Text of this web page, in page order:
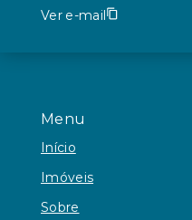
Menu
Início
Imóveis
Sobre
Ver e-mail